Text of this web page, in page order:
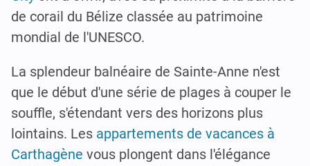
de corail du Bélize classée au patrimoine
mondial de l'UNESCO.
La splendeur balnéaire de Sainte-Anne n'est
que le début d'une série de plages à couper le
souffle, s'étendant vers des horizons plus
lointains. Les appartements de vacances à
Carthagène vous plongent dans l'élégance